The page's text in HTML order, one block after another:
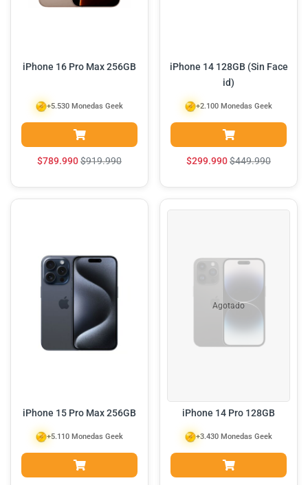
iPhone 16 Pro Max 256GB
$789.990$919.990
+5.530 Monedas Geek
iPhone 14 128GB (Sin Face
id)
$299.990$449.990
+2.100 Monedas Geek
iPhone 15 Pro Max 256GB
+5.110 Monedas Geek
Agotado
iPhone 14 Pro 128GB
+3.430 Monedas Geek